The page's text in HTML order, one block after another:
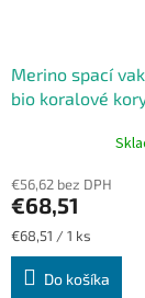
Merino spací
bio koralové
€56,62 bez DPH
€68,51
Jednotková
cena:
€68,51 / 1 ks
Do košíka